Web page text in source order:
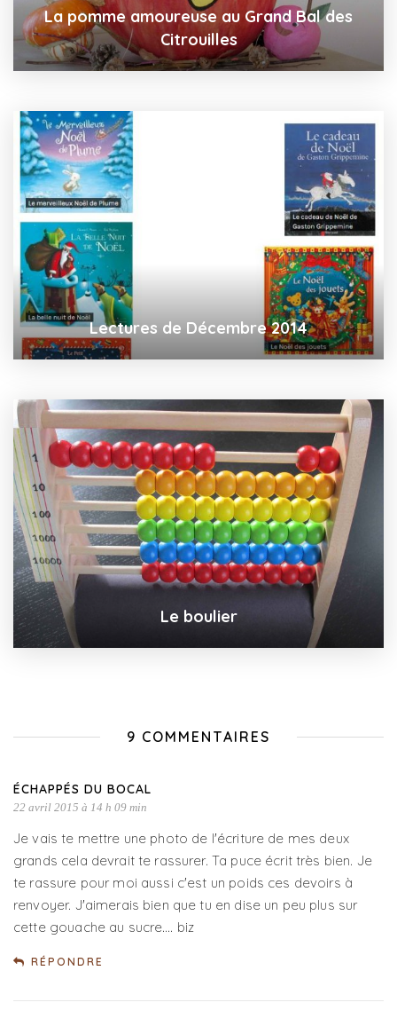
La pomme amoureuse au Grand Bal des
Citrouilles
Lectures de Décembre 2014
Le boulier
9 COMMENTAIRES
ÉCHAPPÉS DU BOCAL
22 avril 2015 à 14 h 09 min
Je vais te mettre une photo de l'écriture de mes deux
grands cela devrait te rassurer. Ta puce écrit très bien. Je
te rassure pour moi aussi c'est un poids ces devoirs à
renvoyer. J'aimerais bien que tu en dise un peu plus sur
cette gouache au sucre…. biz
RÉPONDRE